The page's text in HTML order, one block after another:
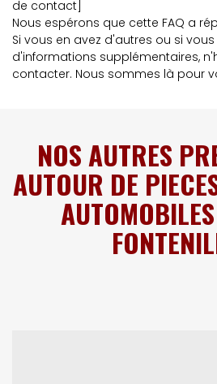
de contact]
Nous espérons que cette FAQ a
Si vous en avez d'autres ou si
d'informations supplémentaires,
contacter. Nous sommes là pour
NOS AUTRES
AUTOUR DE